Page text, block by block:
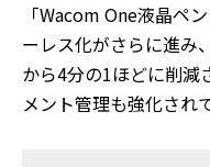
「Wacom One液晶ペ
ーレス化がさらに進み
から4分の1ほどに削減
メント管理も強化され